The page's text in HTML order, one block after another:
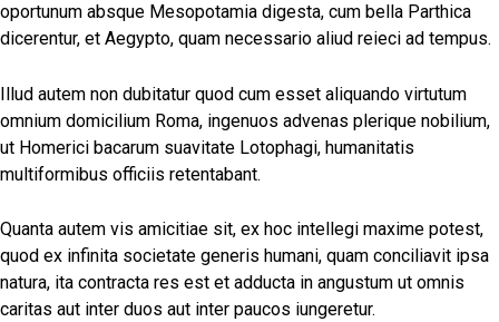
oportunum absque Mesopotamia digesta, cum bella Parthica
dicerentur, et Aegypto, quam necessario aliud reieci ad tempus.
Illud autem non dubitatur quod cum esset aliquando virtutum
omnium domicilium Roma, ingenuos advenas plerique nobilium,
ut Homerici bacarum suavitate Lotophagi, humanitatis
multiformibus officiis retentabant.
Quanta autem vis amicitiae sit, ex hoc intellegi maxime potest,
quod ex infinita societate generis humani, quam conciliavit ipsa
natura, ita contracta res est et adducta in angustum ut omnis
caritas aut inter duos aut inter paucos iungeretur.